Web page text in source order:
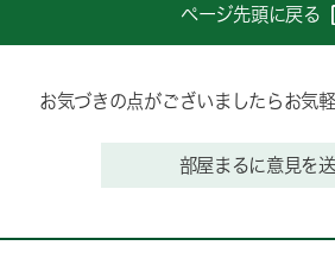
ページ先頭に戻る
お気づきの点がございましたらお気
部屋まるに意見を